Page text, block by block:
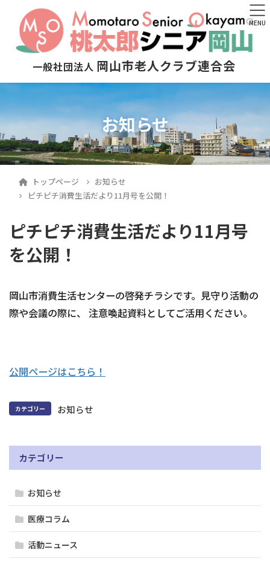
一般社団法人 岡山市老人クラブ連合会
お知らせ
トップページ
お知らせ
ピチピチ消費生活だより11月号を公開！
ピチピチ消費生活だより11月号
を公開！
岡山市消費生活センターの啓発チラシです。見守り活動の
際や会議の際に、 注意喚起資料としてご活用ください。
公開ページはこちら！
カテゴリー お知らせ
カテゴリー
お知らせ
医療コラム
活動ニュース
MENU